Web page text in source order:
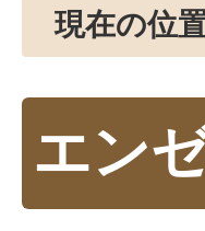
現在の位
エン